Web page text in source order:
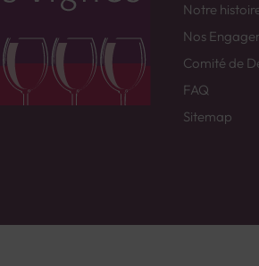
Notre
Nos
Comité de
FAQ
Sitemap